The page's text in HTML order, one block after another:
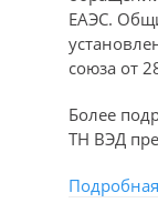
ЕАЭС.
союза от
Более
ТН ВЭД